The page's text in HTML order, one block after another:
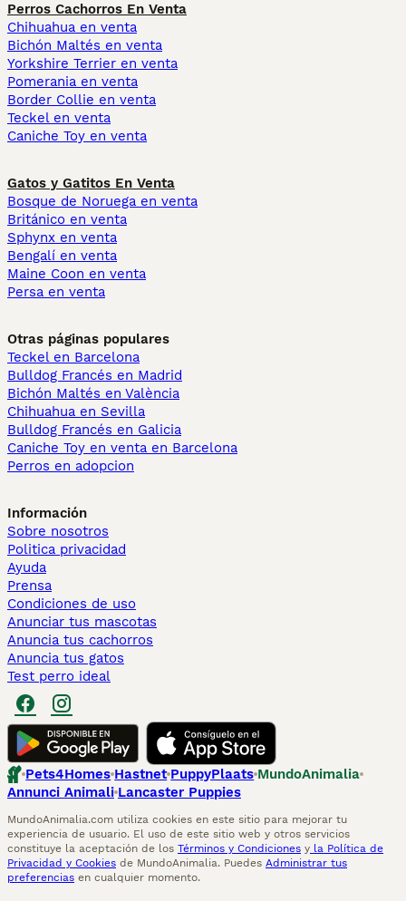
Perros Cachorros En Venta
Chihuahua en venta
Bichón Maltés en venta
Yorkshire Terrier en venta
Pomerania en venta
Border Collie en venta
Teckel en venta
Caniche Toy en venta
Gatos y Gatitos En Venta
Bosque de Noruega en venta
Británico en venta
Sphynx en venta
Bengalí en venta
Maine Coon en venta
Persa en venta
Otras páginas populares
Teckel en Barcelona
Bulldog Francés en Madrid
Bichón Maltés en València
Chihuahua en Sevilla
Bulldog Francés en Galicia
Caniche Toy en venta en Barcelona
Perros en adopcion
Información
Sobre nosotros
Politica privacidad
Ayuda
Prensa
Condiciones de uso
Anunciar tus mascotas
Anuncia tus cachorros
Anuncia tus gatos
Test perro ideal
Pets4Homes Hastnet PuppyPlaats MundoAnimalia
Annunci Animali Lancaster Puppies
MundoAnimalia.com utiliza cookies en este sitio para mejorar tu
experiencia de usuario. El uso de este sitio web y otros servicios
constituye la aceptación de los Términos y Condiciones y la Política de
Privacidad y Cookies de MundoAnimalia. Puedes Administrar tus
preferencias en cualquier momento.